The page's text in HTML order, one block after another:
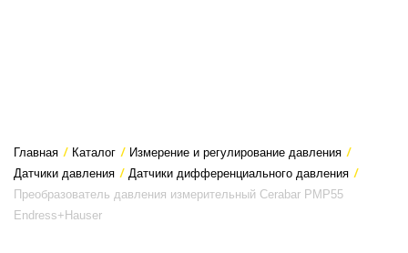
Главная / Каталог / Измерение и регулирование давления /
Датчики давления / Датчики дифференциального давления /
Преобразователь давления измерительный Cerabar PMP55
Endress+Hauser